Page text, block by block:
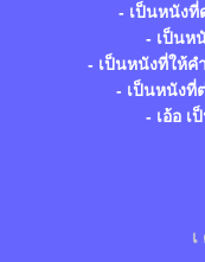
- เป็นหนังที่
- เป็นห
- เป็นหนังที่ให้ค
- เป็นหนังที่
- เอ้อ เ